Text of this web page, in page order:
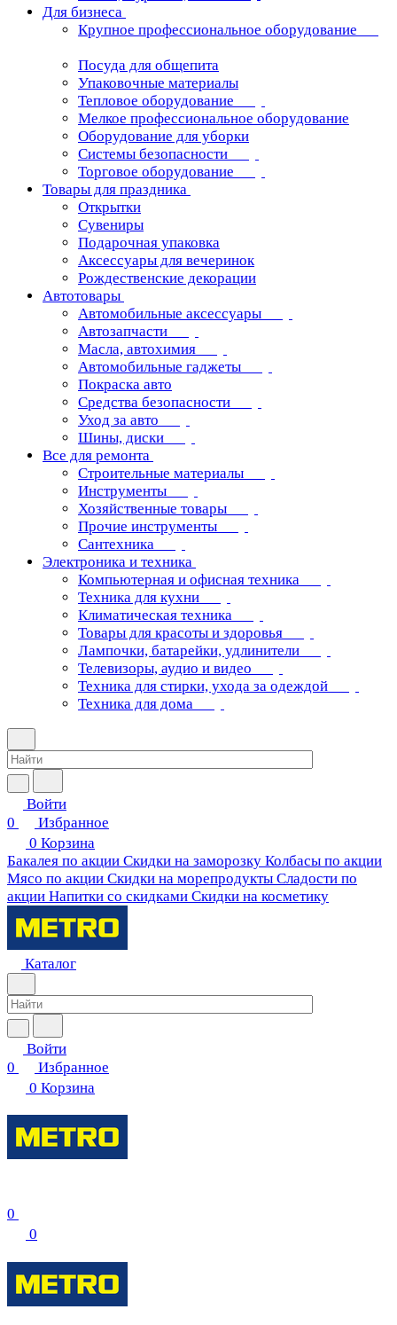
Для бизнеса
Крупное профессиональное оборудование
Посуда для общепита
Упаковочные материалы
Тепловое оборудование
Мелкое профессиональное оборудование
Оборудование для уборки
Системы безопасности
Торговое оборудование
Товары для праздника
Открытки
Сувениры
Подарочная упаковка
Аксессуары для вечеринок
Рождественские декорации
Автотовары
Автомобильные аксессуары
Автозапчасти
Масла, автохимия
Автомобильные гаджеты
Покраска авто
Средства безопасности
Уход за авто
Шины, диски
Все для ремонта
Строительные материалы
Инструменты
Хозяйственные товары
Прочие инструменты
Сантехника
Электроника и техника
Компьютерная и офисная техника
Техника для кухни
Климатическая техника
Товары для красоты и здоровья
Лампочки, батарейки, удлинители
Телевизоры, аудио и видео
Техника для стирки, ухода за одеждой
Техника для дома
Войти
0
Избранное
0 Корзина
Бакалея по акции Скидки на заморозку Колбасы по акции
Мясо по акции Скидки на морепродукты Сладости по
акции Напитки со скидками Скидки на косметику
Каталог
Войти
0
Избранное
0 Корзина
0
0